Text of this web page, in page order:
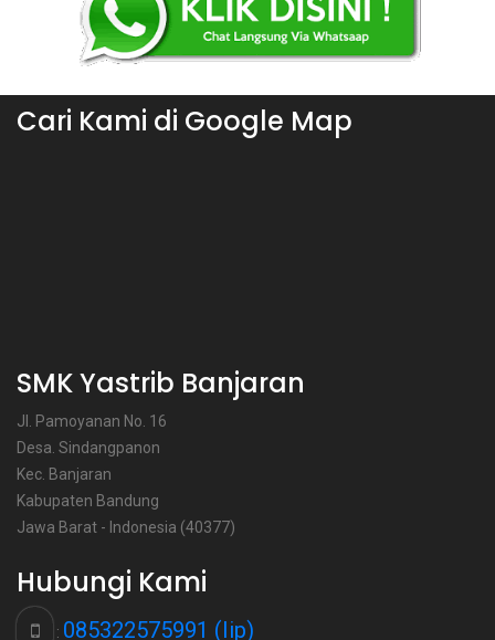
Cari Kami di Google Map
SMK Yastrib Banjaran
Jl. Pamoyanan No. 16
Desa. Sindangpanon
Kec. Banjaran
Kabupaten Bandung
Jawa Barat - Indonesia (40377)
Hubungi Kami
: 085322575991 (Iip)